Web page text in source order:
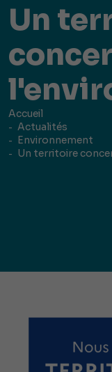
Un
Accueil
Actualités
Environnement
Un territoire